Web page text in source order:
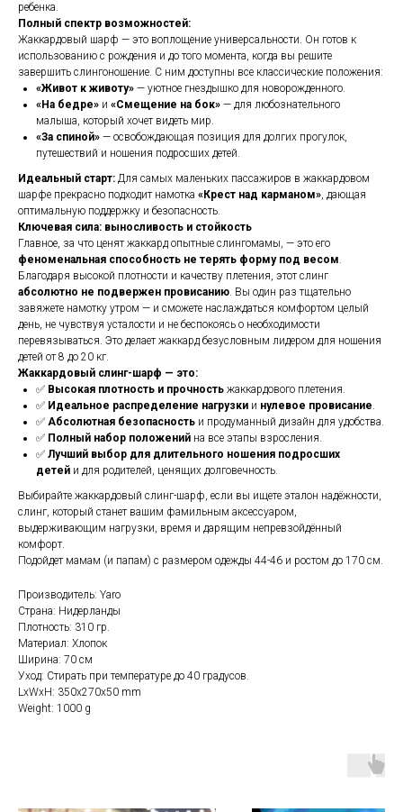
ребенка.
Полный спектр возможностей:
Жаккардовый шарф — это воплощение универсальности. Он готов к
использованию с рождения и до того момента, когда вы решите
завершить слингоношение. С ним доступны все классические положения:
«Живот к животу» — уютное гнездышко для новорожденного.
«На бедре» и «Смещение на бок» — для любознательного
малыша, который хочет видеть мир.
«За спиной» — освобождающая позиция для долгих прогулок,
путешествий и ношения подросших детей.
Идеальный старт: Для самых маленьких пассажиров в жаккардовом
шарфе прекрасно подходит намотка «Крест над карманом», дающая
оптимальную поддержку и безопасность.
Ключевая сила: выносливость и стойкость
Главное, за что ценят жаккард опытные слингомамы, — это его
феноменальная способность не терять форму под весом.
Благодаря высокой плотности и качеству плетения, этот слинг
абсолютно не подвержен провисанию. Вы один раз тщательно
завяжете намотку утром — и сможете наслаждаться комфортом целый
день, не чувствуя усталости и не беспокоясь о необходимости
перевязываться. Это делает жаккард безусловным лидером для ношения
детей от 8 до 20 кг.
Жаккардовый слинг-шарф — это:
✅ Высокая плотность и прочность жаккардового плетения.
✅ Идеальное распределение нагрузки и нулевое провисание.
✅ Абсолютная безопасность и продуманный дизайн для удобства.
✅ Полный набор положений на все этапы взросления.
✅ Лучший выбор для длительного ношения подросших
детей и для родителей, ценящих долговечность.
Выбирайте жаккардовый слинг-шарф, если вы ищете эталон надёжности,
слинг, который станет вашим фамильным аксессуаром,
выдерживающим нагрузки, время и дарящим непревзойдённый
комфорт.
Подойдет мамам (и папам) с размером одежды 44-46 и ростом до 170 см.
Производитель: Yaro
Страна: Нидерланды
Плотность: 310 гр.
Материал: Хлопок
Ширина: 70 см
Уход: Стирать при температуре до 40 градусов.
LxWxH: 350x270x50 mm
Weight: 1000 g